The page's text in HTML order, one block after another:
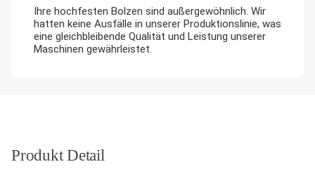
Ihre hochfesten Bolzen sind außergewöhnlich. Wir
hatten keine Ausfälle in unserer Produktionslinie, was
eine gleichbleibende Qualität und Leistung unserer
Maschinen gewährleistet.
Produkt Detail